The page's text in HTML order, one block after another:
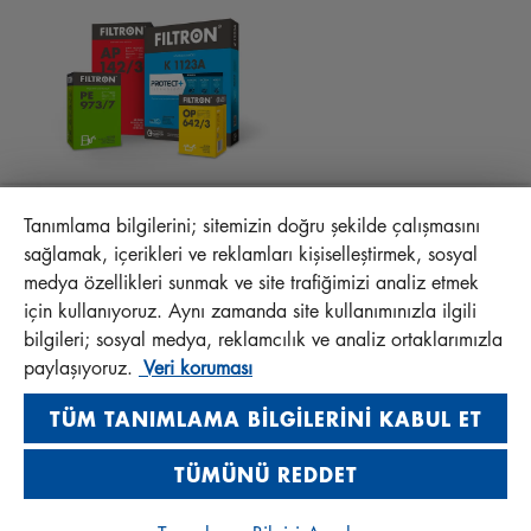
PROTECT+
SSS
Sp. z o. o. Sp. k.
ul. Wrocławska 145, 63-800 GOSTYŃ, POLAND
Gizlilik Bildirgesi
Marka
Visit us on social media
© 2026 MANN+HUMMEL. Tüm hakları saklıdır.
Tanımlama bilgilerini; sitemizin doğru şekilde çalışmasını
sağlamak, içerikleri ve reklamları kişiselleştirmek, sosyal
medya özellikleri sunmak ve site trafiğimizi analiz etmek
için kullanıyoruz. Aynı zamanda site kullanımınızla ilgili
bilgileri; sosyal medya, reklamcılık ve analiz ortaklarımızla
paylaşıyoruz. Veri koruması
TÜM TANIMLAMA BILGILERINI KABUL ET
TÜMÜNÜ REDDET